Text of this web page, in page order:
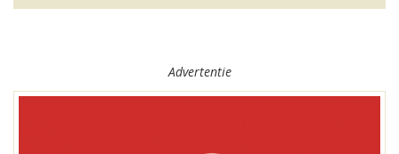
Advertentie